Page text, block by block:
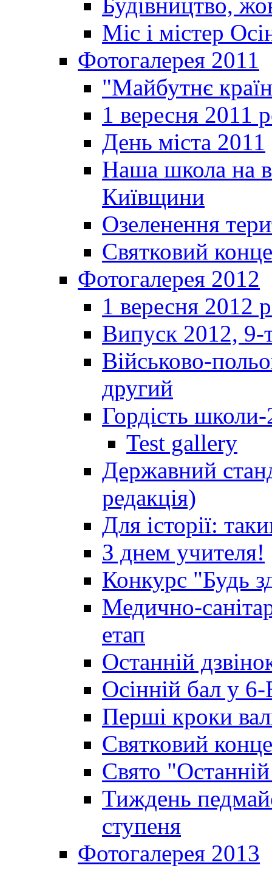
Міс і містер
Фотогалерея 2011
"Майбутнє
1 вересня 2011
День міста 2011
Наша школа на
Київщини
Озеленення
Святковий
Фотогалерея 2012
1 вересня 2012
Випуск 2012, 9-
Військово-
другий
Гордість
Test gallery
Державний
редакція)
Для історії:
З днем учителя!
Конкурс "Будь
Медично-
етап
Останній
Осінній бал у 6-
Перші кроки
Святковий
Свято
Тиждень
ступеня
Фотогалерея 2013